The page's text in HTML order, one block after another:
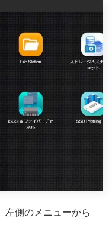
左側のメニューから